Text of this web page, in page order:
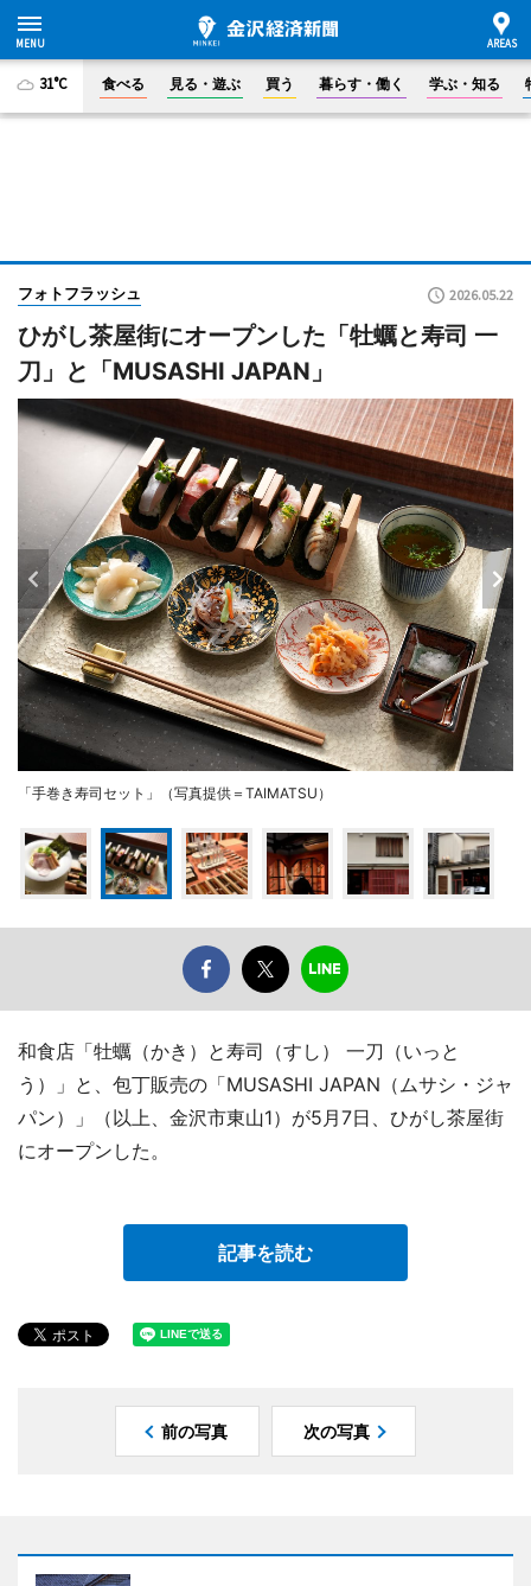
31°C 食べる 見る・遊ぶ 買う 暮らす・働く 学ぶ・知る
フォトフラッシュ 2026.05.22
ひがし茶屋街にオープンした「牡蠣と寿司 一
刀」と「MUSASHI JAPAN」
「手巻き寿司セット」（写真提供＝TAIMATSU）
和食店「牡蠣（かき）と寿司（すし） 一刀（いっと
う）」と、包丁販売の「MUSASHI JAPAN（ムサシ・ジャ
パン）」（以上、金沢市東山1）が5月7日、ひがし茶屋街
にオープンした。
記事を読む
前の写真 次の写真